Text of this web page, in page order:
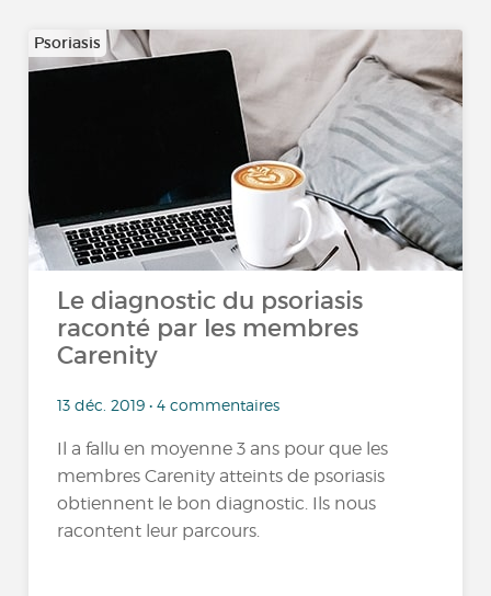
Psoriasis
Le diagnostic du psoriasis
raconté par les membres
Carenity
13 déc. 2019 • 4 commentaires
Il a fallu en moyenne 3 ans pour que les
membres Carenity atteints de psoriasis
obtiennent le bon diagnostic. Ils nous
racontent leur parcours.